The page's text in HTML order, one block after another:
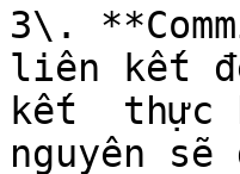
3\.
liên kết
kết  thực
nguyên